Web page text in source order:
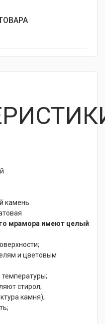
камень
мрамора имеют целый
и цветовым
стирол;
камня);